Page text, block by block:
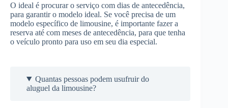
O ideal é procurar o serviço com dias de antecedência,
para garantir o modelo ideal. Se você precisa de um
modelo específico de limousine, é importante fazer a
reserva até com meses de antecedência, para que tenha
o veículo pronto para uso em seu dia especial.
Quantas pessoas podem usufruir do
aluguel da limousine?